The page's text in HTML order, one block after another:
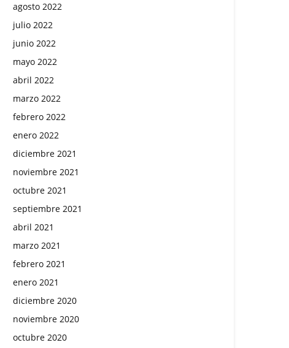
agosto 2022
julio 2022
junio 2022
mayo 2022
abril 2022
marzo 2022
febrero 2022
enero 2022
diciembre 2021
noviembre 2021
octubre 2021
septiembre 2021
abril 2021
marzo 2021
febrero 2021
enero 2021
diciembre 2020
noviembre 2020
octubre 2020